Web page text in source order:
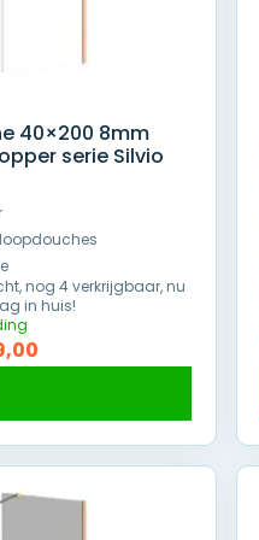
40×200 8mm
serie Silvio
nog 4 verkrijgbaar, nu
in huis!
Huidige
€ 219,00.